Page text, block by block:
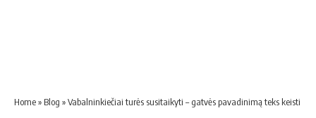
Home» Blog »Vabalninkiečiai turės susitaikyti – gatvės pavadinimą teks keisti